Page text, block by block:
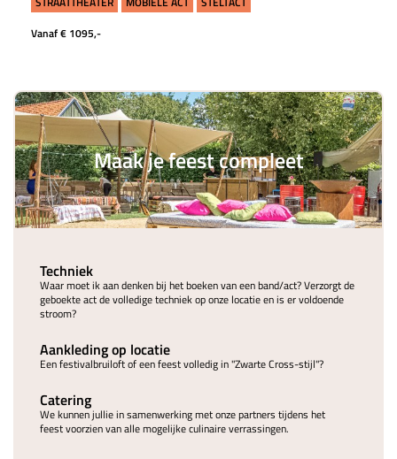
Vanaf € 1095,-
Maak je feest compleet
Techniek
Waar moet ik aan denken bij het boeken van een band/act? Verzorgt de
geboekte act de volledige techniek op onze locatie en is er voldoende
stroom?
Aankleding op locatie
Een festivalbruiloft of een feest volledig in "Zwarte Cross-stijl"?
Catering
We kunnen jullie in samenwerking met onze partners tijdens het
feest voorzien van alle mogelijke culinaire verrassingen.